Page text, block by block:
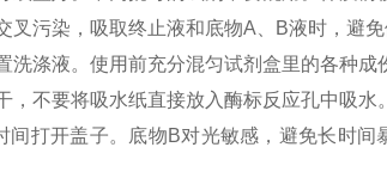
叉污染，吸取终止液和底物A、B液时，避免
洗涤液。使用前充分混匀试剂盒里的各种成
，不要将吸水纸直接放入酶标反应孔中吸水。
间打开盖子。底物B对光敏感，避免长时